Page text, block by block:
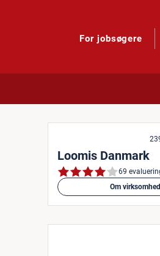
For jobsøgere
Loomis Danmark
69
Om